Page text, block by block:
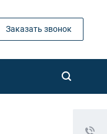
Заказать звонок